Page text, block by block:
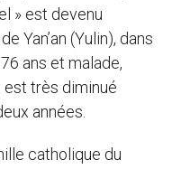
» est devenu
Yan’an (Yulin), dans
ans et malade,
est très diminué
années.
catholique du